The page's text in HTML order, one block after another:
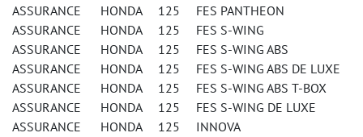
ASSURANCE HONDA 125 FES PANTHEON
ASSURANCE HONDA 125 FES S-WING
ASSURANCE HONDA 125 FES S-WING ABS
ASSURANCE HONDA 125 FES S-WING ABS DE LUXE
ASSURANCE HONDA 125 FES S-WING ABS T-BOX
ASSURANCE HONDA 125 FES S-WING DE LUXE
ASSURANCE HONDA 125 INNOVA